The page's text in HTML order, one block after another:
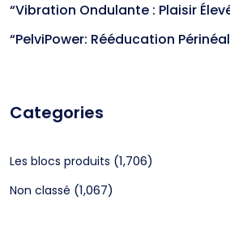
“Vibration Ondulante : Plaisir
“PelviPower: Rééducation
Categories
Les blocs produits (1,706)
Non classé (1,067)